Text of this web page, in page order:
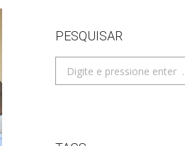
PESQUISAR
Search: